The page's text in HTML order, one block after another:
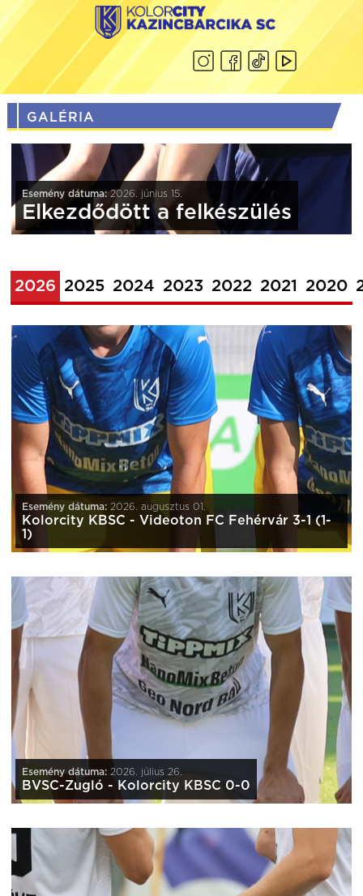
GALÉRIA
Esemény dátuma:2026. június 15.
Elkezdődött a felkészülés
2026 2025 2024 2023 2022 2021 2020
Esemény dátuma: 2026. augusztus 01.
Kolorcity KBSC - Videoton FC Fehérvár 3-1 (1-
1)
Esemény dátuma: 2026. július 26.
BVSC-Zugló - Kolorcity KBSC 0-0